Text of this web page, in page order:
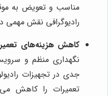
مناسب و تعویض به
رادیوگرافی نقش مهمی
کاهش هزینه‌های
نگهداری منظم و
جدی در تجهیزات
تعمیرات را کاهش